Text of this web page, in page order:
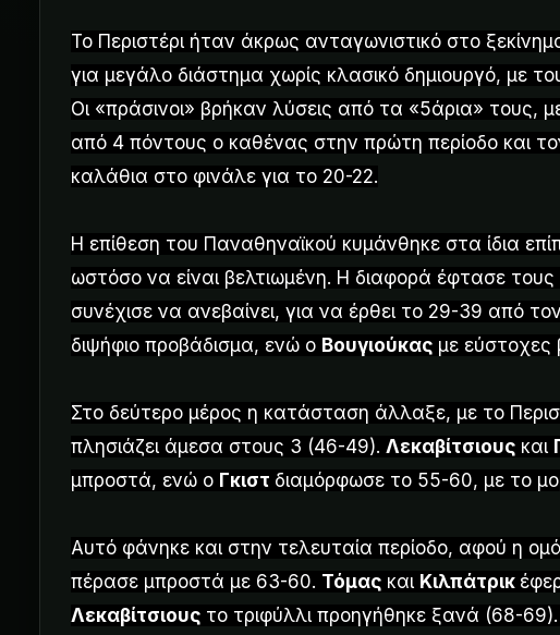
Το Περιστέρι ήταν άκρως ανταγωνιστικό στο
για μεγάλο διάστημα χωρίς κλασικό δημιουργό, με
Οι «πράσινοι» βρήκαν λύσεις από τα «5άρια» τους,
από 4 πόντους ο καθένας στην πρώτη περίοδο και
καλάθια στο φινάλε για το 20-22.
Η επίθεση του Παναθηναϊκού κυμάνθηκε στα ίδια
ωστόσο να είναι βελτιωμένη. Η διαφορά έφτασε
συνέχισε να ανεβαίνει, για να έρθει το 29-39 από τον
διψήφιο προβάδισμα, ενώ ο Βουγιούκας με εύστοχες
Στο δεύτερο μέρος η κατάσταση άλλαξε, με το
πλησιάζει άμεσα στους 3 (46-49). Λεκαβίτσιους και
μπροστά, ενώ ο Γκιστ διαμόρφωσε το 55-60, με το
Αυτό φάνηκε και στην τελευταία περίοδο, αφού η
πέρασε μπροστά με 63-60. Τόμας και Κιλπάτρικ
Λεκαβίτσιους το τριφύλλι προηγήθηκε ξανά (68-